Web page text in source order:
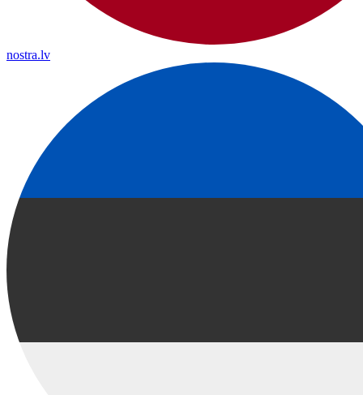
nostra.lv